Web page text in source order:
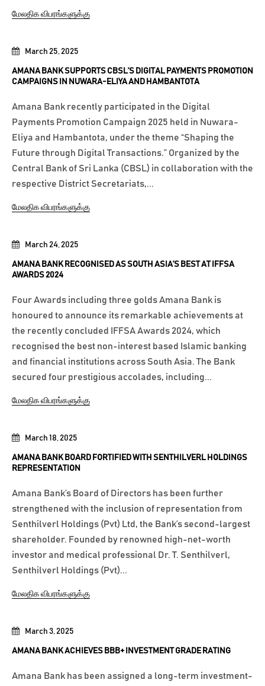
March 3, 2025
AMANA BANK ACHIEVES BBB+ INVESTMENT GRADE RATING
Amana Bank has been assigned a long-term investment-
March 18, 2025
AMANA BANK BOARD FORTIFIED WITH SENTHILVERL HOLDINGS
REPRESENTATION
Amana Bank’s Board of Directors has been further
strengthened with the inclusion of representation from
Senthilverl Holdings (Pvt) Ltd, the Bank’s second-largest
shareholder. Founded by renowned high-net-worth
investor and medical professional Dr. T. Senthilverl,
Senthilverl Holdings (Pvt)...
மேலதிக விபரங்களுக்கு
March 24, 2025
AMANA BANK RECOGNISED AS SOUTH ASIA’S BEST AT IFFSA
AWARDS 2024
Four Awards including three golds Amana Bank is
honoured to announce its remarkable achievements at
the recently concluded IFFSA Awards 2024, which
recognised the best non-interest based Islamic banking
and financial institutions across South Asia. The Bank
secured four prestigious accolades, including...
மேலதிக விபரங்களுக்கு
March 25, 2025
AMANA BANK SUPPORTS CBSL’S DIGITAL PAYMENTS PROMOTION
CAMPAIGNS IN NUWARA-ELIYA AND HAMBANTOTA
Amana Bank recently participated in the Digital
Payments Promotion Campaign 2025 held in Nuwara-
Eliya and Hambantota, under the theme “Shaping the
Future through Digital Transactions.” Organized by the
Central Bank of Sri Lanka (CBSL) in collaboration with the
respective District Secretariats,...
மேலதிக விபரங்களுக்கு
மேலதிக விபரங்களுக்கு